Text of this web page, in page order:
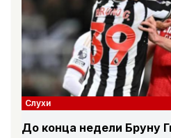
Слухи
До конца недели Бруну